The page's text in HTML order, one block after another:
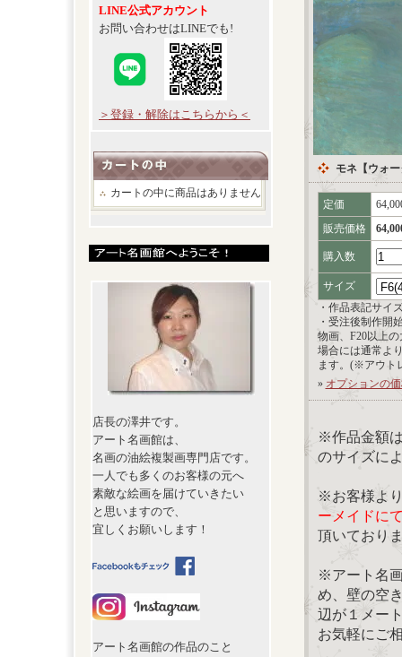
LINE公式アカウント
お問い合わせはLINEでも!
＞登録・解除はこちらから＜
カートの中に商品はありません
店長の澤井です。
アート名画館は、
名画の油絵複製画専門店です。
一人でも多くのお客様の元へ
素敵な絵画を届けていきたい
と思いますので、
宜しくお願いします！
アート名画館の作品のこと
モネ【ウォ
定価
販売価格
購入数
サイズ
・作品表記サイ
・受注後制作開
物画、F20以上
場合には通常よ
ます。(※アウト
» オプションの
※作品金額
のサイズに
※お客様よ
ーメイドに
頂いており
※アート名
め、壁の空
辺が１メー
お気軽にご